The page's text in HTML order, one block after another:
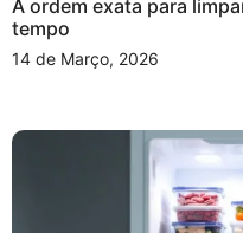
A ordem exata para
tempo
14 de Março, 2026